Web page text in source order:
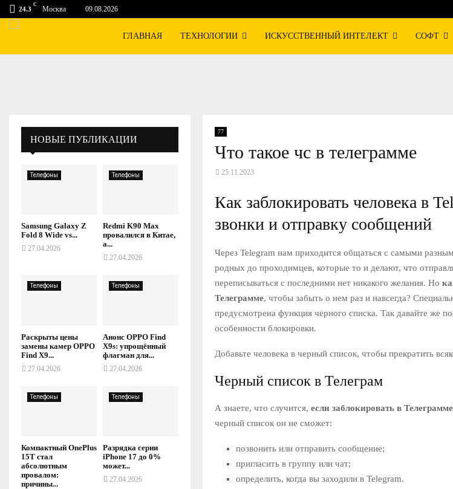
24.3
C
Москва 09.08.2026
ГЛАВНАЯ ТЕХНОЛОГИИ ИСКУССТВЕННЫЙ ИНТЕЛЕКТ СОФТ
77
Что такое чс в телеграмме
25.11.2023
Как заблокировать человека в
звонки и отправку сообщений
Через Telegram нам приходится общаться с самыми
родных до проходимцев, которые то и делают, что
переписываться с последними нет никакого желания. Но
Телеграмме, чтобы забыть о нем раз и навсегда?
предусмотрена функция черного списка. Так давайте же
особенности блокировки.
Добавьте человека в черный список, чтобы прекратить
Черный список в Телеграм
А знаете, что случится, если заблокировать в Телеграмме
черный список он не сможет:
позвонить или отправить сообщение;
пригласить в группу или чат;
определить, когда вы заходили в Telegram.
НОВЫЕ ПУБЛИКАЦИИ
Телефоны
Samsung Galaxy Z
Fold 8 Wide vs...
27.04.2026
Телефоны
Redmi K90 Max
провалился в Китае,
а...
27.04.2026
Телефоны
Раскрыты цены
замены камер OPPO
Find X9...
27.04.2026
Телефоны
Анонс OPPO Find
X9s: упрощённый
флагман для...
27.04.2026
Телефоны
Компактный OnePlus
15T стал
абсолютным
провалом:
причины...
Телефоны
Разрядка серии
iPhone 17 до 0%
может...
27.04.2026